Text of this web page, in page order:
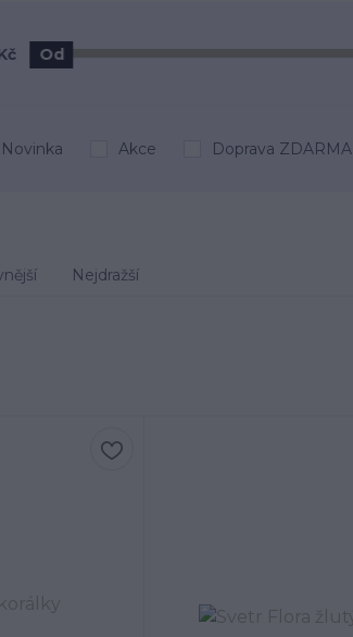
Od
Novinka Akce Doprava ZDARMA
Nejdražší